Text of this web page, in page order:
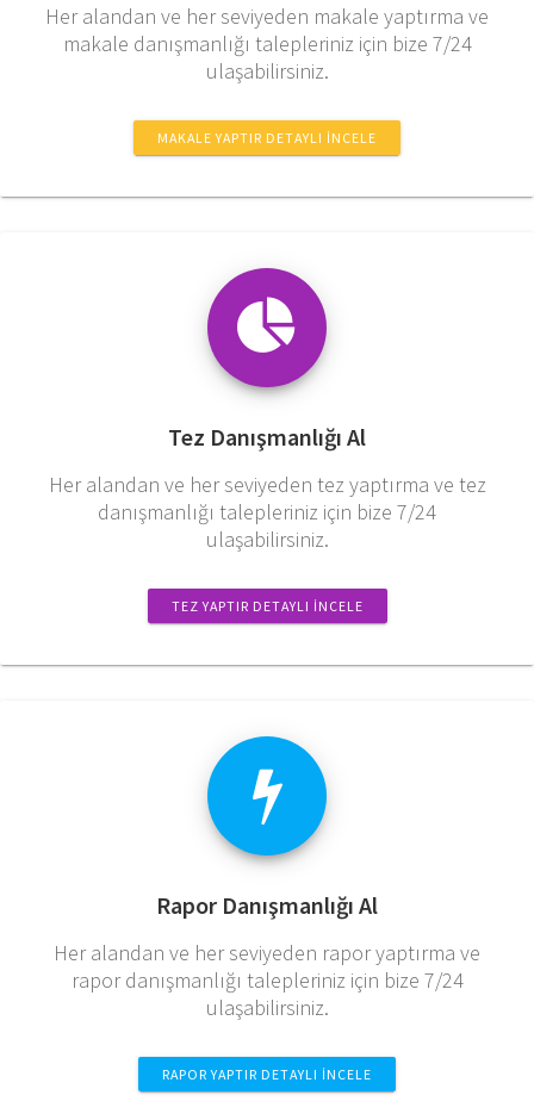
Her alandan ve her seviyeden makale yaptırma ve
makale danışmanlığı talepleriniz için bize 7/24
ulaşabilirsiniz.
MAKALE YAPTIR DETAYLI İNCELE
Tez Danışmanlığı Al
Her alandan ve her seviyeden tez yaptırma ve tez
danışmanlığı talepleriniz için bize 7/24
ulaşabilirsiniz.
TEZ YAPTIR DETAYLI İNCELE
Rapor Danışmanlığı Al
Her alandan ve her seviyeden rapor yaptırma ve
rapor danışmanlığı talepleriniz için bize 7/24
ulaşabilirsiniz.
RAPOR YAPTIR DETAYLI İNCELE